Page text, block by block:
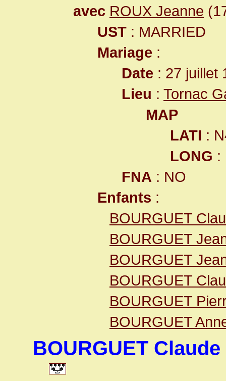
avec ROUX Jeanne
UST : MARRIED
Mariage :
Date : 27 juillet
Lieu : Tornac
MAP
LATI :
LONG :
FNA : NO
Enfants :
BOURGUET
BOURGUET
BOURGUET
BOURGUET
BOURGUET
BOURGUET
BOURGUET Claude